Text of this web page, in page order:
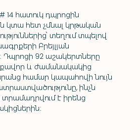
14 հատուկ դպրոցին
կտա հետ չմնալ կրթական
տեղում տպելով
Բրեյլյան
Դպրոցի 92 աշակերտները
և ժամանակակից
նրանց համար կապահովի նույն
ինչն
է իրենց